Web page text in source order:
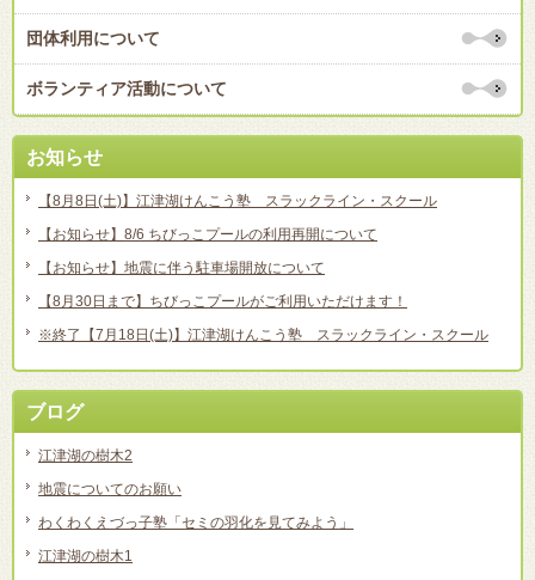
団体利用について
ボランティア活動について
お知らせ
【8月8日(土)】江津湖けんこう塾 スラックライン・スクール
【お知らせ】8/6 ちびっこプールの利用再開について
【お知らせ】地震に伴う駐車場開放について
【8月30日まで】ちびっこプールがご利用いただけます！
※終了【7月18日(土)】江津湖けんこう塾 スラックライン・スクール
ブログ
江津湖の樹木2
地震についてのお願い
わくわくえづっ子塾「セミの羽化を見てみよう」
江津湖の樹木1